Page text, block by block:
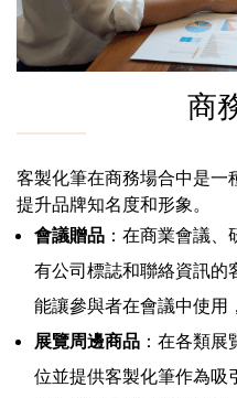
商
客製化筆在商務場合中是一
提升品牌知名度和形象。
會議贈品 ：在商業會議
有公司標誌和聯絡資訊的
能讓參與者在會議中使用
展覽周邊商品 ：在各類
位並提供客製化筆作為吸